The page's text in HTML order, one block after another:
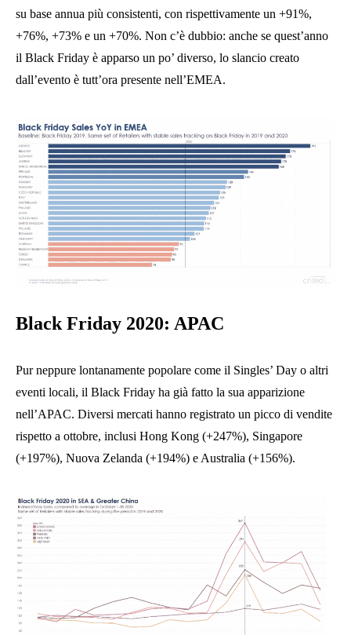
su base annua più consistenti, con rispettivamente un +91%,
+76%, +73% e un +70%. Non c’è dubbio: anche se quest’anno
il Black Friday è apparso un po’ diverso, lo slancio creato
dall’evento è tutt’ora presente nell’EMEA.
Black Friday 2020: APAC
Pur neppure lontanamente popolare come il Singles’ Day o altri
eventi locali, il Black Friday ha già fatto la sua apparizione
nell’APAC. Diversi mercati hanno registrato un picco di vendite
rispetto a ottobre, inclusi Hong Kong (+247%), Singapore
(+197%), Nuova Zelanda (+194%) e Australia (+156%).